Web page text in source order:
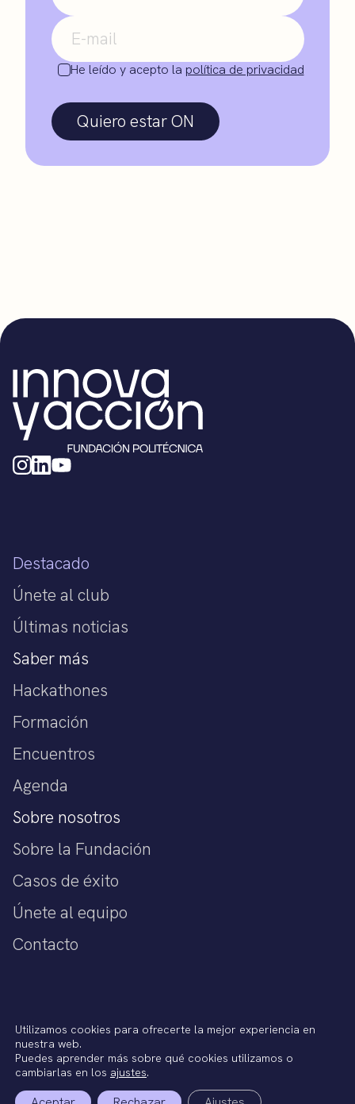
He leído y acepto la política de privacidad
Quiero estar ON
Destacado
Únete al club
Últimas noticias
Saber más
Hackathones
Formación
Encuentros
Agenda
Sobre nosotros
Sobre la Fundación
Casos de éxito
Únete al equipo
Contacto
Política de privacidad
Política de cookies
Términos del Servicio
Utilizamos cookies para ofrecerte la mejor experiencia en
nuestra web.
Puedes aprender más sobre qué cookies utilizamos o
cambiarlas en los ajustes.